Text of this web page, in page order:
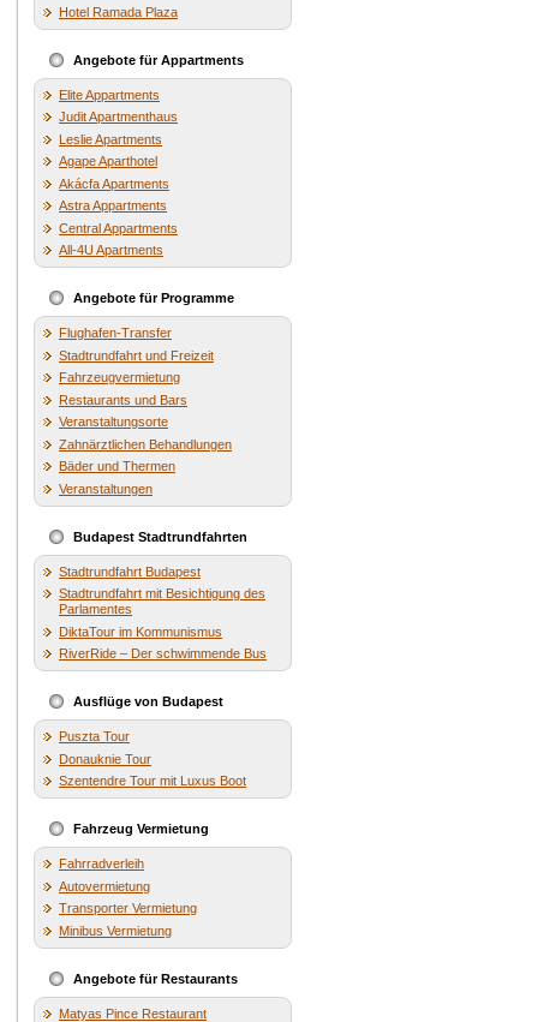
Hotel Ramada Plaza
Angebote für Appartments
Elite Appartments
Judit Apartmenthaus
Leslie Apartments
Agape Aparthotel
Akácfa Apartments
Astra Appartments
Central Appartments
All-4U Apartments
Angebote für Programme
Flughafen-Transfer
Stadtrundfahrt und Freizeit
Fahrzeugvermietung
Restaurants und Bars
Veranstaltungsorte
Zahnärztlichen Behandlungen
Bäder und Thermen
Veranstaltungen
Budapest Stadtrundfahrten
Stadtrundfahrt Budapest
Stadtrundfahrt mit Besichtigung des
Parlamentes
DiktaTour im Kommunismus
RiverRide – Der schwimmende Bus
Ausflüge von Budapest
Puszta Tour
Donauknie Tour
Szentendre Tour mit Luxus Boot
Fahrzeug Vermietung
Fahrradverleih
Autovermietung
Transporter Vermietung
Minibus Vermietung
Angebote für Restaurants
Matyas Pince Restaurant